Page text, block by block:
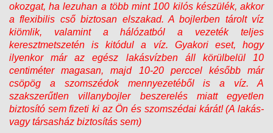
okozgat, ha lezuhan a több mint 100 kilós készülék, akkor
a flexibilis cső biztosan elszakad. A bojlerben tárolt víz
kiömlik, valamint a hálózatból a vezeték teljes
keresztmetszetén is kitódul a víz. Gyakori eset, hogy
ilyenkor már az egész lakásvízben áll körülbelül 10
centiméter magasan, majd 10-20 perccel később már
csöpög a szomszédok mennyezetéből is a víz. A
szakszerűtlen villanybojler beszerelés miatt egyetlen
biztosító sem fizeti ki az Ön és szomszédai kárát! (A lakás-
vagy társasház biztosítás sem)